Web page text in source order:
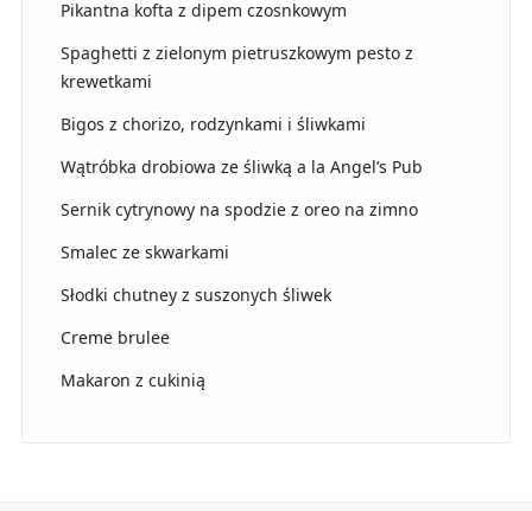
Pikantna kofta z dipem czosnkowym
Spaghetti z zielonym pietruszkowym pesto z
krewetkami
Bigos z chorizo, rodzynkami i śliwkami
Wątróbka drobiowa ze śliwką a la Angel’s Pub
Sernik cytrynowy na spodzie z oreo na zimno
Smalec ze skwarkami
Słodki chutney z suszonych śliwek
Creme brulee
Makaron z cukinią